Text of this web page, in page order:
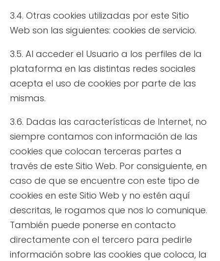
3.4. Otras cookies utilizadas por este Sitio
Web son las siguientes: cookies de servicio.
3.5. Al acceder el Usuario a los perfiles de la
plataforma en las distintas redes sociales
acepta el uso de cookies por parte de las
mismas.
3.6. Dadas las características de Internet, no
siempre contamos con información de las
cookies que colocan terceras partes a
través de este Sitio Web. Por consiguiente, en
caso de que se encuentre con este tipo de
cookies en este Sitio Web y no estén aquí
descritas, le rogamos que nos lo comunique.
También puede ponerse en contacto
directamente con el tercero para pedirle
información sobre las cookies que coloca, la